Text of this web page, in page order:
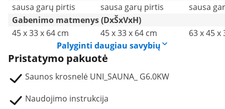
sausa garų pirtis
sausa garų pirtis
sausa
Gabenimo matmenys (DxŠxVxH)
45 x 33 x 64 cm
45 x 33 x 64 cm
63 x 45 x
Palyginti daugiau savybių
Pristatymo pakuotė
Saunos krosnelė UNI_SAUNA_ G6.0KW
Naudojimo instrukcija